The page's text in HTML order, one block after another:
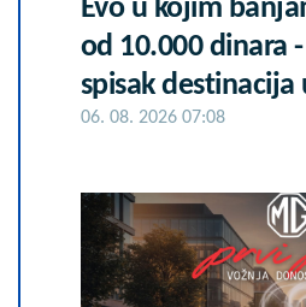
Evo u kojim
od 10.000 dinara
spisak destinacija
06. 08. 2026 07:08